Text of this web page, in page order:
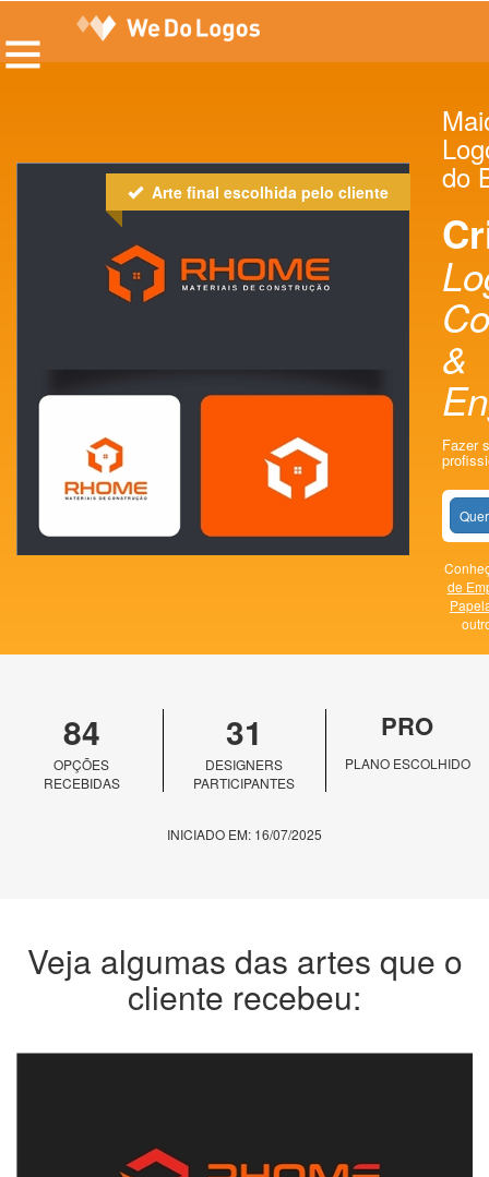
Arte final escolhida pelo cliente do
&
Fazer
de
84
OPÇÕES
RECEBIDAS
31
DESIGNERS
PARTICIPANTES
PRO
PLANO ESCOLHIDO
INICIADO EM: 16/07/2025
Veja algumas das artes que o
cliente recebeu: